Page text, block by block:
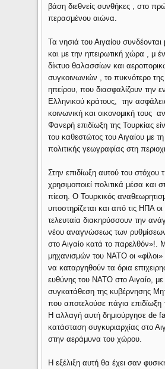
βάση διεθνείς συνθήκες , στο
περασμένου αιώνα.
Τα νησιά του Αιγαίου συνδέονται
και με την ηπειρωτική χώρα , μ
δίκτυο θαλασσίων και
συγκοινωνιών , το πυκνότερο
ηπείρου, που διασφαλίζουν την
Ελληνικού κράτους, την
κοινωνική και οικονομική τους
Φανερή επιδίωξη της Τουρκίας
του καθεστώτος του Αιγαίου με
πολιτικής γεωγραφίας στη
Στην επιδίωξη αυτού του στόχου
χρησιμοποιεί πολιτικά μέσα και
πίεση. Ο Τουρκικός
υποστηρίζεται και από τις ΗΠΑ οι
τελευταία διακηρύσσουν την
νέου αναγνώσεως των
στο Αιγαίο κατά το παρελθόν»!.
μηχανισμών του ΝΑΤΟ οι
να καταργηθούν τα όρια
ευθύνης του ΝΑΤΟ στο Αιγαίο, με
συγκατάθεση της κυβέρνησης
που αποτελούσε πάγια επιδίωξη
Η αλλαγή αυτή δημιούργησε de
κατάσταση συγκυριαρχίας στο
στην αεράμυνα του χώρου.
Η εξέλιξη αυτή θα έχει σαν